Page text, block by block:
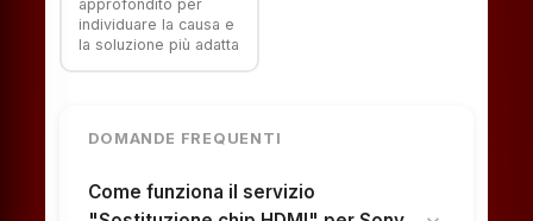
approfondito per
individuare la causa e
la soluzione più adatta
DOMANDE FREQUENTI
Come funziona il servizio